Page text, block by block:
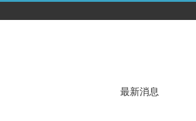
最新消息